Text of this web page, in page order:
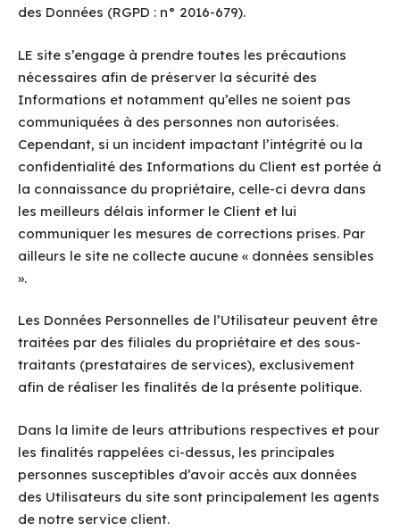
des Données (RGPD : n° 2016-679).
LE site s’engage à prendre toutes les précautions
nécessaires afin de préserver la sécurité des
Informations et notamment qu’elles ne soient pas
communiquées à des personnes non autorisées.
Cependant, si un incident impactant l’intégrité ou la
confidentialité des Informations du Client est portée à
la connaissance du propriétaire, celle-ci devra dans
les meilleurs délais informer le Client et lui
communiquer les mesures de corrections prises. Par
ailleurs le site ne collecte aucune « données sensibles
».
Les Données Personnelles de l’Utilisateur peuvent être
traitées par des filiales du propriétaire et des sous-
traitants (prestataires de services), exclusivement
afin de réaliser les finalités de la présente politique.
Dans la limite de leurs attributions respectives et pour
les finalités rappelées ci-dessus, les principales
personnes susceptibles d’avoir accès aux données
des Utilisateurs du site sont principalement les agents
de notre service client.